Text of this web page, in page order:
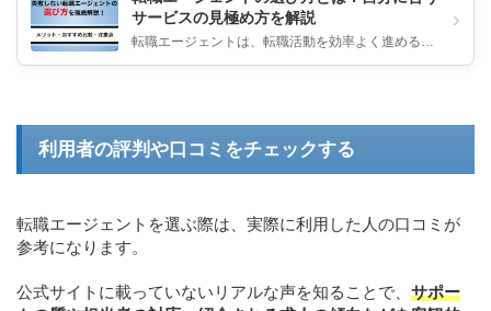
サービスの見極め方を解説
転職エージェントは、転職活動を効率よく進めるう
›
利用者の評判や口コミをチェックする
転職エージェントを選ぶ際は、実際に利用した人の口コミが
参考になります。
公式サイトに載っていないリアルな声を知ることで、 サポー